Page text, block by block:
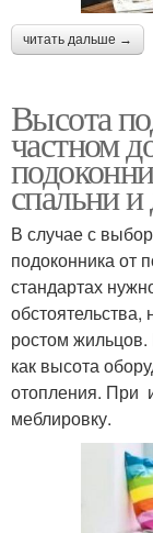
читать дальше →
Высота
частном
спальни и
В случае с
подоконника от
стандартах
обстоятельства,
ростом
как высота
отопления. При
меблировку.